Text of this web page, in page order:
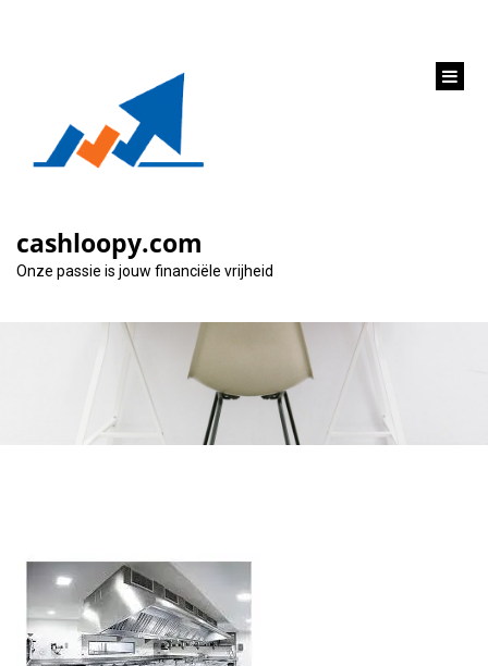
cashloopy.com
Onze passie is jouw financiële vrijheid
Financiering van je
droomkeuken: Hoe
pak je het aan?